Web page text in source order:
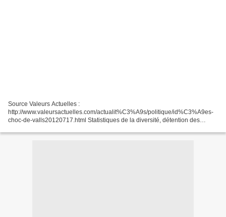
Source Valeurs Actuelles :
http://www.valeursactuelles.com/actualit%C3%A9s/politique/id%C3%A9es-
choc-de-valls20120717.html Statistiques de la diversité, détention des
ministre...